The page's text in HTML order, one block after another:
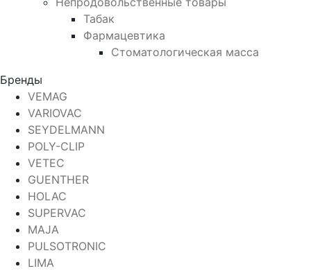
Табак
Фармацевтика
Стоматологическая масса
Бренды
VEMAG
VARIOVAC
SEYDELMANN
POLY-CLIP
VETEC
GUENTHER
HOLAC
SUPERVAC
MAJA
PULSOTRONIC
LIMA